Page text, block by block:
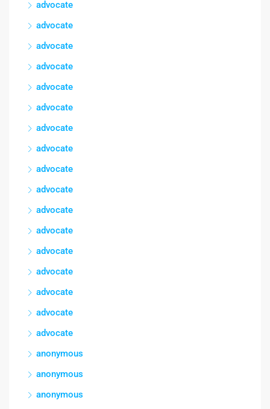
advocate
advocate
advocate
advocate
advocate
advocate
advocate
advocate
advocate
advocate
advocate
advocate
advocate
advocate
advocate
advocate
advocate
anonymous
anonymous
anonymous